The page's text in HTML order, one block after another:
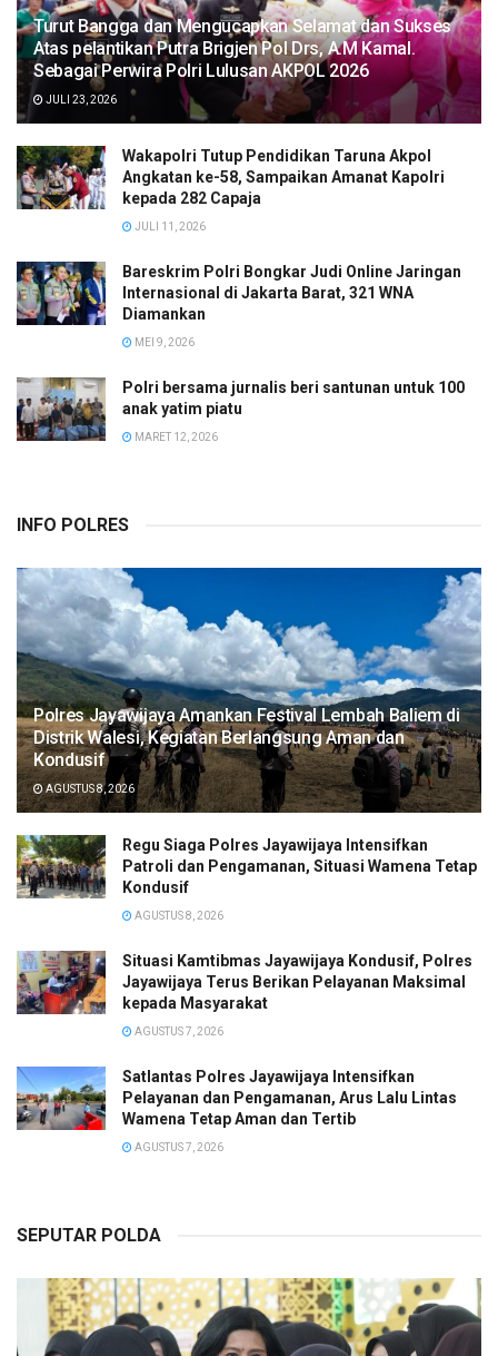
Turut Bangga dan Mengucapkan Selamat dan Sukses
Atas pelantikan Putra Brigjen Pol Drs, A.M Kamal.
Sebagai Perwira Polri Lulusan AKPOL 2026
JULI 23, 2026
Wakapolri Tutup Pendidikan Taruna Akpol
Angkatan ke-58, Sampaikan Amanat Kapolri
kepada 282 Capaja
JULI 11, 2026
Bareskrim Polri Bongkar Judi Online Jaringan
Internasional di Jakarta Barat, 321 WNA
Diamankan
MEI 9, 2026
Polri bersama jurnalis beri santunan untuk 100
anak yatim piatu
MARET 12, 2026
INFO POLRES
Polres Jayawijaya Amankan Festival Lembah Baliem di
Distrik Walesi, Kegiatan Berlangsung Aman dan
Kondusif
AGUSTUS 8, 2026
Regu Siaga Polres Jayawijaya Intensifkan
Patroli dan Pengamanan, Situasi Wamena Tetap
Kondusif
AGUSTUS 8, 2026
Situasi Kamtibmas Jayawijaya Kondusif, Polres
Jayawijaya Terus Berikan Pelayanan Maksimal
kepada Masyarakat
AGUSTUS 7, 2026
Satlantas Polres Jayawijaya Intensifkan
Pelayanan dan Pengamanan, Arus Lalu Lintas
Wamena Tetap Aman dan Tertib
AGUSTUS 7, 2026
SEPUTAR POLDA